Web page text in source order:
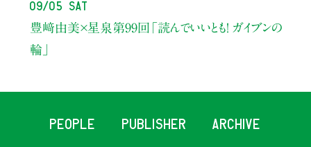
09/05 Sat
豊﨑由美×星泉 第99回「読んでいいとも！ ガイブンの
輪」
PEOPLE PUBLISHER ARCHIVE